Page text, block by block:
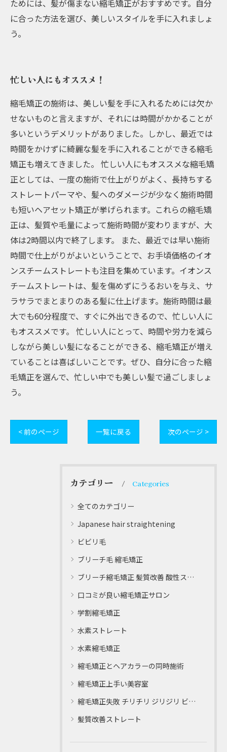
ためには、髪が傷まない縮毛矯正がおすすめです。自分
に合った方法を選び、美しいスタイルを手に入れましょ
う。
忙しい人にもオススメ！
縮毛矯正の施術は、美しい髪を手に入れるためには欠か
せないものと言えますが、それには時間がかかることが
多いというデメリットがありました。しかし、最近では
時間をかけずに綺麗な髪を手に入れることができる縮毛
矯正も増えてきました。 忙しい人にもオススメな縮毛矯
正としては、一度の施術で仕上がりがよく、長持ちする
ストレートパーマや、髪へのダメージが少なく施術時間
も短いヘアセット矯正が挙げられます。これらの縮毛矯
正は、髪質や毛量によって施術時間が変わりますが、大
体は2時間以内で終了します。 また、最近では早い施術
時間で仕上がりがよいということで、お手頃価格のイオ
ンスチームストレートも注目を集めています。イオンス
チームストレートは、髪を傷めずにうるおいを与え、サ
ラサラでまとまりのある髪に仕上げます。施術時間は最
大でも60分程度で、すぐに外出できるので、忙しい人に
もオススメです。 忙しい人にとって、時間や労力を減ら
しながら美しい髪になることができる、縮毛矯正が増え
ていることは喜ばしいことです。ぜひ、自分に合った縮
毛矯正を選んで、忙しい中でも美しい髪で過ごしましょ
う。
< 前のページ 一覧に戻る 次のページ >
カテゴリー Categories
全てのカテゴリー
Japanese hair straightening
ビビリ毛
ブリーチ毛 縮毛矯正
ブリーチ縮毛矯正 髪質改善 酸性ストレート
口コミが良い縮毛矯正サロン
学割縮毛矯正
水素ストレート
水素縮毛矯正
縮毛矯正とヘアカラーの同時施術
縮毛矯正上手い美容室
縮毛矯正失敗 チリチリ ジリジリ ビビり直し専門
髪質改善ストレート